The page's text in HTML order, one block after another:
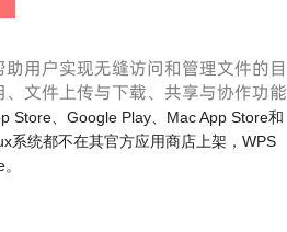
用户实现无缝访问和管理文件的目
文件上传与下载、共享与协作功能
Store、Google Play、Mac App Store和
系统都不在其官方应用商店上架，WPS